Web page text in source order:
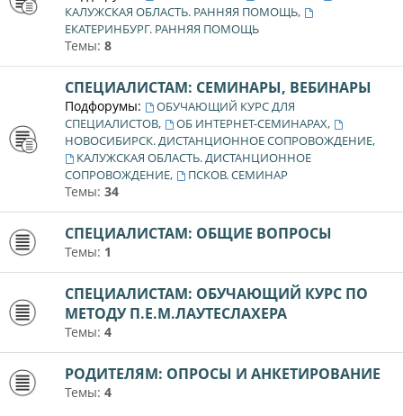
КАЛУЖСКАЯ ОБЛАСТЬ. РАННЯЯ ПОМОЩЬ,
ЕКАТЕРИНБУРГ. РАННЯЯ ПОМОЩЬ
Темы: 8
СПЕЦИАЛИСТАМ: СЕМИНАРЫ, ВЕБИНАРЫ
Подфорумы:
ОБУЧАЮЩИЙ КУРС ДЛЯ
СПЕЦИАЛИСТОВ, ОБ ИНТЕРНЕТ-СЕМИНАРАХ,
НОВОСИБИРСК. ДИСТАНЦИОННОЕ СОПРОВОЖДЕНИЕ,
КАЛУЖСКАЯ ОБЛАСТЬ. ДИСТАНЦИОННОЕ
СОПРОВОЖДЕНИЕ, ПСКОВ. СЕМИНАР
Темы: 34
СПЕЦИАЛИСТАМ: ОБЩИЕ ВОПРОСЫ
Темы: 1
СПЕЦИАЛИСТАМ: ОБУЧАЮЩИЙ КУРС ПО
МЕТОДУ П.Е.М.ЛАУТЕСЛАХЕРА
Темы: 4
РОДИТЕЛЯМ: ОПРОСЫ И АНКЕТИРОВАНИЕ
Темы: 4